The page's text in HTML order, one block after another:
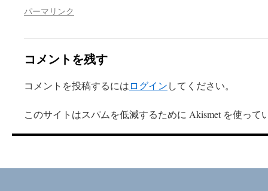
パーマリンク
コメントを残す
コメントを投稿するにはログインしてください。
このサイトはスパムを低減するために Akismet を使って